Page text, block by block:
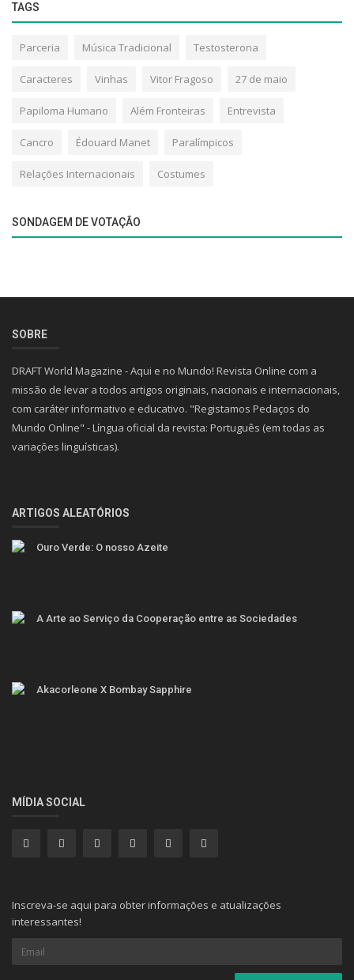
TAGS
Parceria Música Tradicional Testosterona
Caracteres Vinhas Vitor Fragoso 27 de maio
Papiloma Humano Além Fronteiras Entrevista
Cancro Édouard Manet Paralímpicos
Relações Internacionais Costumes
SONDAGEM DE VOTAÇÃO
SOBRE
DRAFT World Magazine - Aqui e no Mundo! Revista Online com a
missão de levar a todos artigos originais, nacionais e internacionais,
com caráter informativo e educativo. "Registamos Pedaços do
Mundo Online" - Língua oficial da revista: Português (em todas as
variações linguísticas).
ARTIGOS ALEATÓRIOS
Ouro Verde: O nosso Azeite
A Arte ao Serviço da Cooperação entre as Sociedades
Akacorleone X Bombay Sapphire
MÍDIA SOCIAL
Inscreva-se aqui para obter informações e atualizações
interessantes!